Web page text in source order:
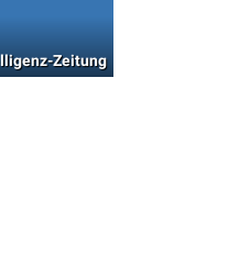
Zeitung